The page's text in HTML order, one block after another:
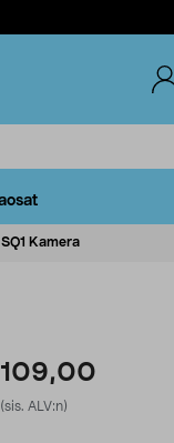
Kamera
109,00
(sis. ALV:n)